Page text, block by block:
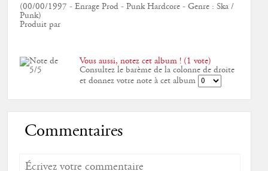
(00/00/1997 - Enrage Prod - Punk Hardcore - Genre : Ska /
Punk)
Produit par
Vous aussi, notez cet album ! (1 vote)
Consultez le barème de la colonne de droite
et donnez votre note à cet album
Commentaires